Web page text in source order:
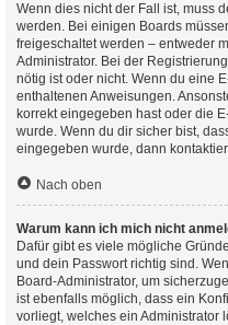
Wenn dies nicht der Fall ist, muss
werden. Bei einigen Boards
freigeschaltet werden – entweder
Administrator. Bei der
nötig ist oder nicht. Wenn du eine
enthaltenen Anweisungen.
korrekt eingegeben hast oder die
wurde. Wenn du dir sicher bist,
eingegeben wurde, dann
Nach oben
Warum kann ich mich nicht
Dafür gibt es viele mögliche
und dein Passwort richtig sind.
Board-Administrator, um
ist ebenfalls möglich, dass ein
vorliegt, welches ein Administrator